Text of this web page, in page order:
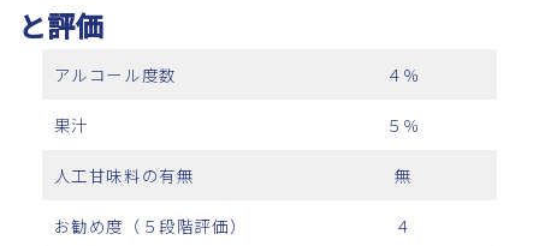
と評価
アルコール度数 ４％
果汁 ５％
人工甘味料の有無 無
お勧め度（５段階評価） ４